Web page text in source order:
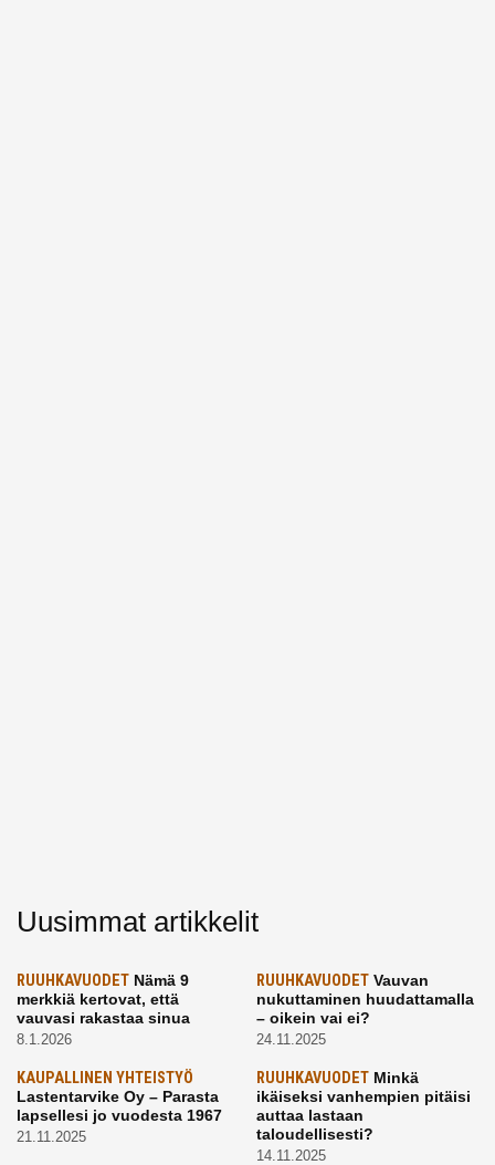
Uusimmat artikkelit
RUUHKAVUODET Nämä 9
merkkiä kertovat, että
vauvasi rakastaa sinua
8.1.2026
RUUHKAVUODETVauvan
nukuttaminen huudattamalla
– oikein vai ei?
24.11.2025
KAUPALLINEN YHTEISTYÖ
Lastentarvike Oy – Parasta
lapsellesi jo vuodesta 1967
21.11.2025
RUUHKAVUODETMinkä
ikäiseksi vanhempien pitäisi
auttaa lastaan
taloudellisesti?
14.11.2025